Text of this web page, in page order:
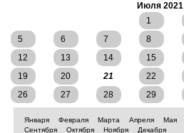
Июля 2021
1
5
6 7 8
12
13 14 15
19
20 21 22
26
27 28 29
Января Февраля Марта Апреля Мая
Сентября
Октября Ноября Декабря